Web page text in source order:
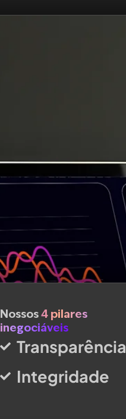
Nossos4 pilares
inegociáveis
Transparência
Integridade